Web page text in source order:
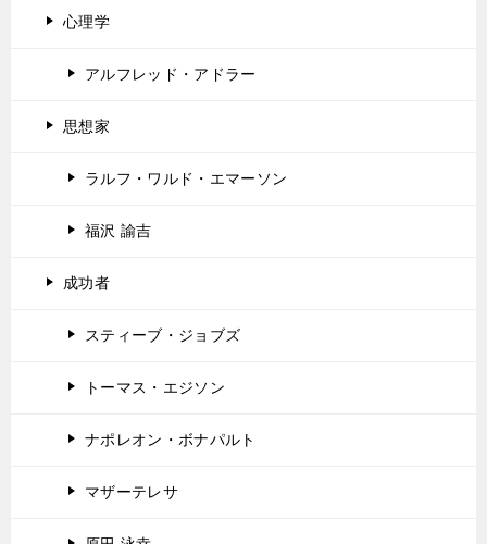
心理学
アルフレッド・アドラー
思想家
ラルフ・ワルド・エマーソン
福沢 諭吉
成功者
スティーブ・ジョブズ
トーマス・エジソン
ナポレオン・ボナパルト
マザーテレサ